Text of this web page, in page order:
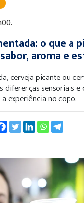
o que a
aroma e
cerveja picante ou
diferenças sensoriais
experiência no copo.